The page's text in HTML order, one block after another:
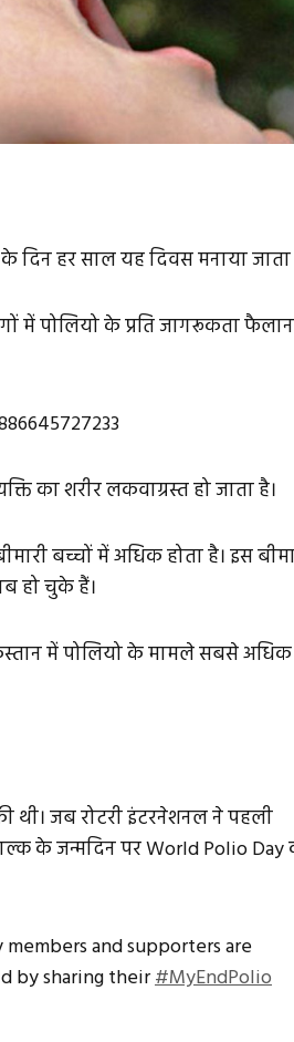
दिन हर साल यह दिवस मनाया जाता
में पोलियो के प्रति जागरूकता
का शरीर लकवाग्रस्त हो जाता है।
बच्चों में अधिक होता है। इस
हो चुके हैं।
में पोलियो के मामले सबसे
थी। जब रोटरी इंटरनेशनल ने पहली
के जन्मदिन पर World Polio Day
and supporters are
by sharing their#MyEndPolio